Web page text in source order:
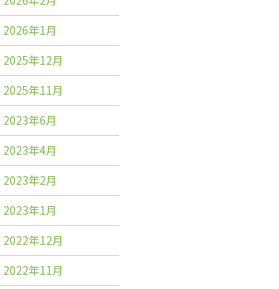
2026年1月
2025年12月
2025年11月
2023年6月
2023年4月
2023年2月
2023年1月
2022年12月
2022年11月